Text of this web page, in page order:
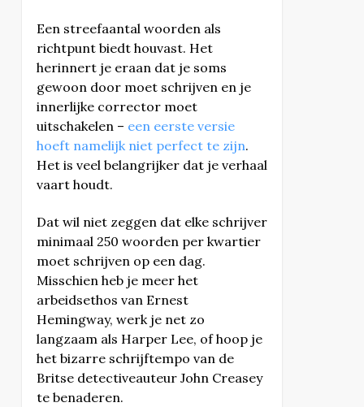
Een streefaantal woorden als
richtpunt biedt houvast. Het
herinnert je eraan dat je soms
gewoon door moet schrijven en je
innerlijke corrector moet
uitschakelen – een eerste versie
hoeft namelijk niet perfect te zijn.
Het is veel belangrijker dat je verhaal
vaart houdt.
Dat wil niet zeggen dat elke schrijver
minimaal 250 woorden per kwartier
moet schrijven op een dag.
Misschien heb je meer het
arbeidsethos van Ernest
Hemingway, werk je net zo
langzaam als Harper Lee, of hoop je
het bizarre schrijftempo van de
Britse detectiveauteur John Creasey
te benaderen.